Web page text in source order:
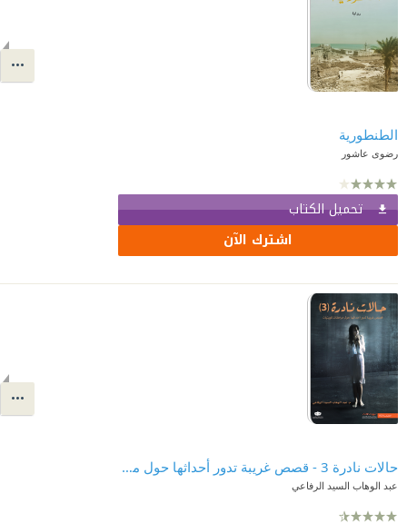
الطنطورية
رضوى عاشور
تحميل الكتاب
اشترك الآن
حالات نادرة 3 - قصص غريبة تدور أحداثها حول مراهقات كويتيات
عبد الوهاب السيد الرفاعي